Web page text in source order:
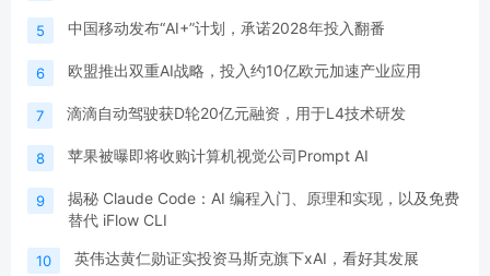
5 中国移动发布“AI+”计划，承诺2028年投入翻番
6 欧盟推出双重AI战略，投入约10亿欧元加速产业应用
7 滴滴自动驾驶获D轮20亿元融资，用于L4技术研发
8 苹果被曝即将收购计算机视觉公司Prompt AI
9
揭秘 Claude Code：AI 编程入门、原理和实现，以及免费
替代 iFlow CLI
10 英伟达黄仁勋证实投资马斯克旗下xAI，看好其发展